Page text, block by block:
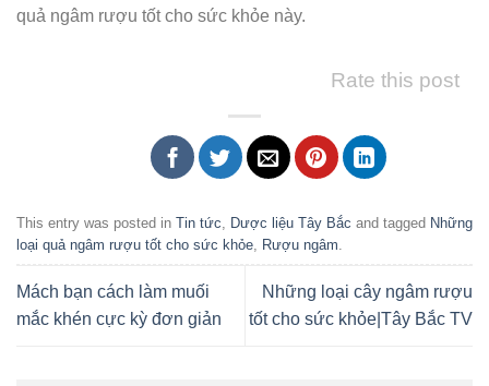
quả ngâm rượu tốt cho sức khỏe này.
Rate this post
This entry was posted in Tin tức Dược liệu Tây Bắc and tagged Những
loại quả ngâm rượu tốt cho sức khỏe Rượu ngâm
Mách bạn cách làm muối
mắc khén cực kỳ đơn giản
Những loại cây ngâm rượu
tốt cho sức khỏe|Tây Bắc TV